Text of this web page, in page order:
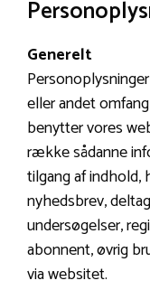
Generelt
eller andet
benytter vores
række sådanne
tilgang af indhold,
nyhedsbrev,
undersøgelser,
abonnent, øvrig
via websitet.